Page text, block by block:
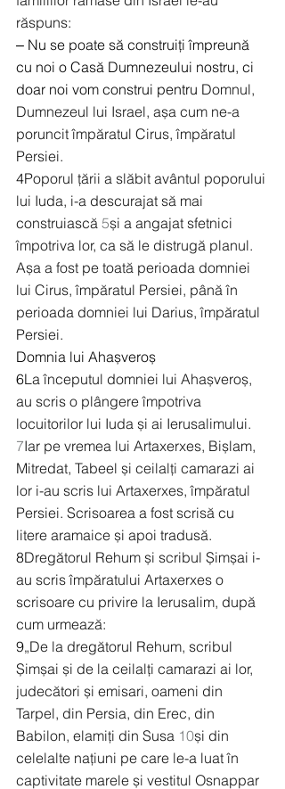
răspuns:
‒ Nu se poate să construiți împreună
cu noi o Casă Dumnezeului nostru, ci
doar noi vom construi pentru Domnul,
Dumnezeul lui Israel, așa cum ne-a
poruncit împăratul Cirus, împăratul
Persiei.
4Poporul țării a slăbit avântul poporului
lui Iuda, i-a descurajat să mai
construiască 5și a angajat sfetnici
împotriva lor, ca să le distrugă planul.
Așa a fost pe toată perioada domniei
lui Cirus, împăratul Persiei, până în
perioada domniei lui Darius, împăratul
Persiei.
Domnia lui Ahașveroș
6La începutul domniei lui Ahașveroș,
au scris o plângere împotriva
locuitorilor lui Iuda și ai Ierusalimului.
7Iar pe vremea lui Artaxerxes, Bișlam,
Mitredat, Tabeel și ceilalți camarazi ai
lor i-au scris lui Artaxerxes, împăratul
Persiei. Scrisoarea a fost scrisă cu
litere aramaice și apoi tradusă.
8Dregătorul Rehum și scribul Șimșai i-
au scris împăratului Artaxerxes o
scrisoare cu privire la Ierusalim, după
cum urmează:
9„De la dregătorul Rehum, scribul
Șimșai și de la ceilalți camarazi ai lor,
judecători și emisari, oameni din
Tarpel, din Persia, din Erec, din
Babilon, elamiți din Susa 10și din
celelalte națiuni pe care le-a luat în
captivitate marele și vestitul Osnappar